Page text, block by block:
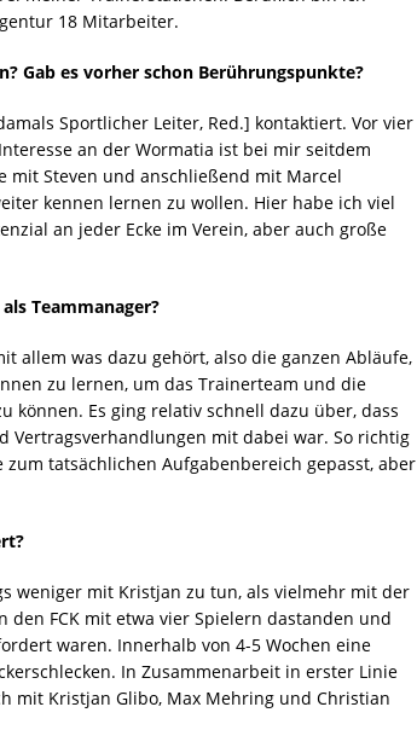
18 Mitarbeiter.
Gab es vorher schon Berührungspunkte?
Sportlicher Leiter, Red.] kontaktiert. Vor vier
an der Wormatia ist bei mir seitdem
mit Steven und anschließend mit Marcel
kennen lernen zu wollen. Hier habe ich viel
an jeder Ecke im Verein, aber auch große
Teammanager?
allem was dazu gehört, also die ganzen Abläufe,
zu lernen, um das Trainerteam und die
Es ging relativ schnell dazu über, dass
Vertragsverhandlungen mit dabei war. So richtig
tatsächlichen Aufgabenbereich gepasst, aber
weniger mit Kristjan zu tun, als vielmehr mit der
den FCK mit etwa vier Spielern dastanden und
waren. Innerhalb von 4-5 Wochen eine
In Zusammenarbeit in erster Linie
mit Kristjan Glibo, Max Mehring und Christian